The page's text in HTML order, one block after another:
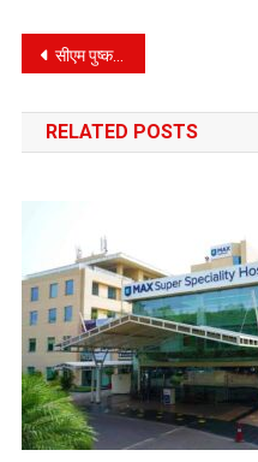
Post
navigation
सीएम पुष्कर सिंह धामी ने विधानसभा में अनियमित भर्तियो को निरस्त करने के निर्णय का किया स्वागत
RELATED POSTS